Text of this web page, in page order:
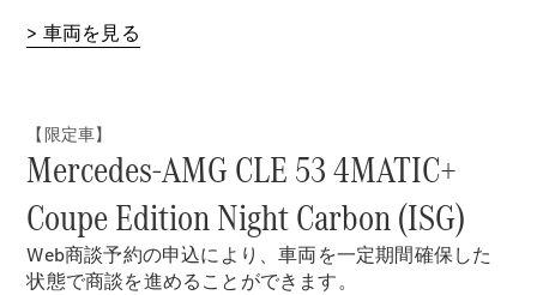
Defining
> 車両を見る
【限定車】
Mercedes-AMG CLE 53 4MATIC+
Coupe Edition Night Carbon (ISG)
Web商談予約の申込により、車両を一定期間確保した
状態で商談を進めることができます。